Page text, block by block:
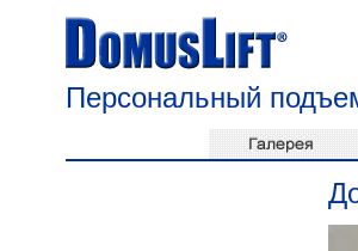
Персональный